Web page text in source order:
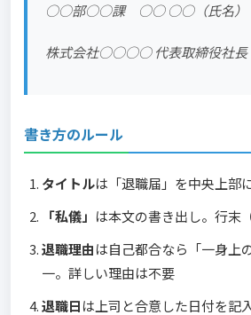
○○部○○課 ○○ ○○（氏名
株式会社○○○○ 代表取締役
書き方のルール
タイトルは「退職届」を中央上部
「私儀」 は本文の書き出し。行末
退職理由は自己都合なら「一身上
一。詳しい理由は不要
退職日は上司と合意した日付を記